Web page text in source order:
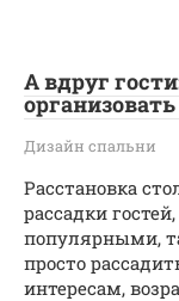
А вдруг
Дизайн спальни
Расстановка
рассадки
популярными,
просто
интересам,